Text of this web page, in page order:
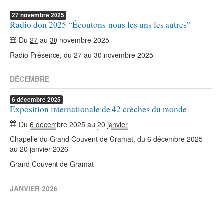
27novembre2025
Radio don 2025 “Écoutons-nous les uns les autres”
Du 27 au 30 novembre 2025
Radio Présence, du 27 au 30 novembre 2025
DÉCEMBRE
6 décembre2025
Exposition internationale de 42 crèches du monde
Du 6 décembre 2025 au 20 janvier
Chapelle du Grand Couvent de Gramat, du 6 décembre 2025
au 20 janvier 2026
Grand Couvent de Gramat
JANVIER 2026